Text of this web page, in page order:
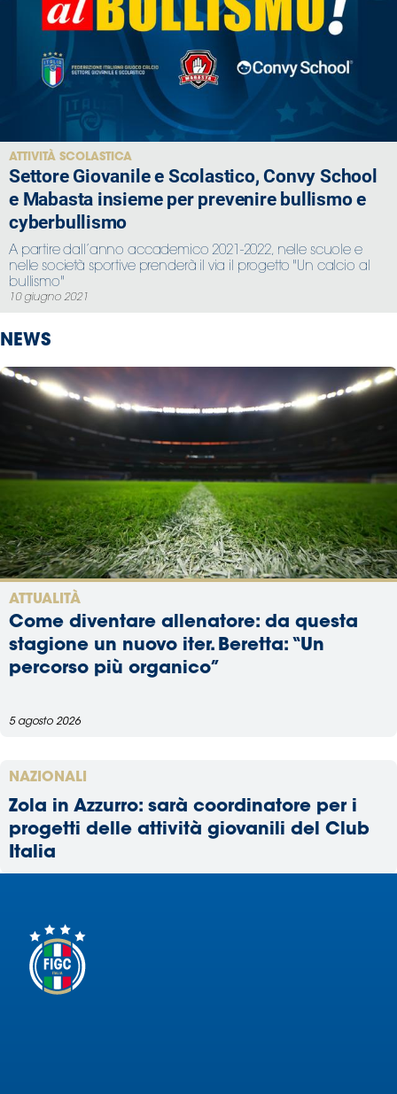
Whistleblowing
Area
Media
Assicurazione
Social media
ATTIVITÀ SCOLASTICA
Settore Giovanile e Scolastico, Convy School
e Mabasta insieme per prevenire bullismo e
cyberbullismo
A partire dall’anno accademico 2021-2022, nelle scuole e
nelle società sportive prenderà il via il progetto "Un calcio al
bullismo"
10 giugno 2021
NEWS
ATTUALITÀ
Come diventare allenatore: da questa
stagione un nuovo iter. Beretta: “Un
percorso più organico”
5 agosto 2026
NAZIONALI
Zola in Azzurro: sarà coordinatore per i
progetti delle attività giovanili del Club
Italia